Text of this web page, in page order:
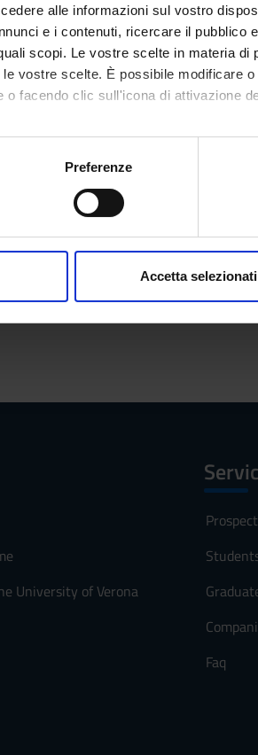
alle informazioni sul vostro
e i contenuti, ricercare il
scopi. Le vostre scelte in materia
vostre scelte. È possibile modificare
o facendo clic sull'icona di attivazione
anche:
sulla tua posizione geografica, con
in qualsiasi momento dalla
Preferenze
Accetta selezionati
University of Verona
Faq